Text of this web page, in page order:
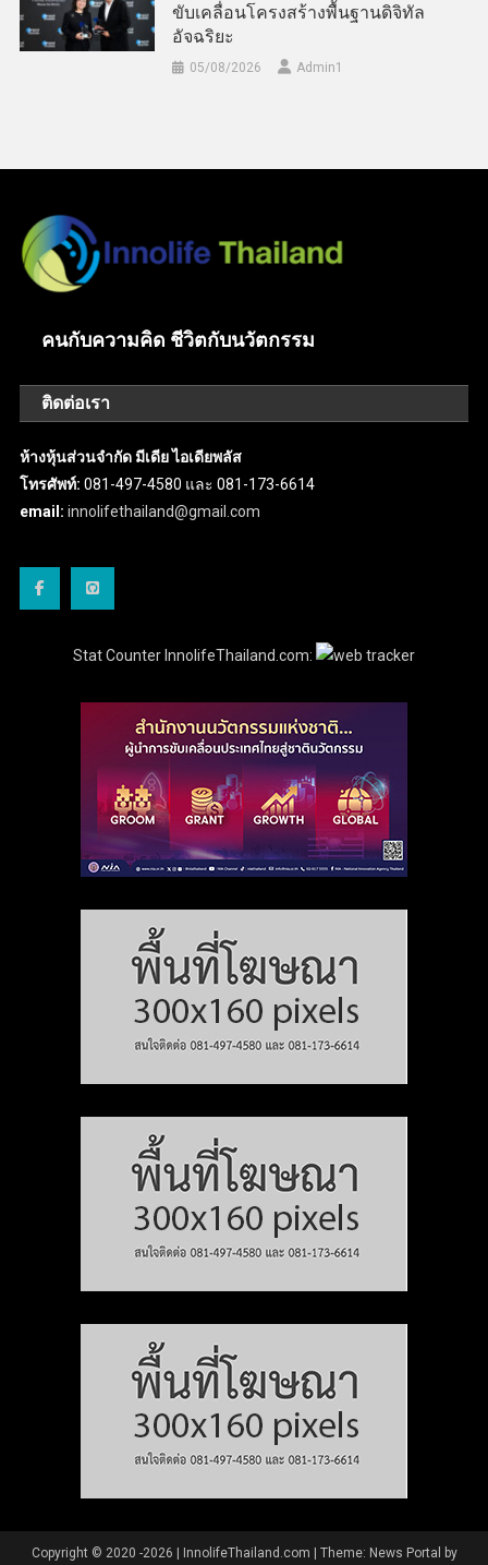
ขับเคลื่อนโครงสร้างพื้นฐานดิจิทัล
อัจฉริยะ
05/08/2026 Admin​1
คนกับความคิด ชีวิตกับนวัตกรรม
ติดต่อเรา
ห้างหุ้นส่วนจำกัด มีเดีย ไอเดียพลัส
โทรศัพท์: 081-497-4580 และ 081-173-6614
email: innolifethailand@gmail.com
Stat Counter InnolifeThailand.com:
Copyright © 2020 -2026 | InnolifeThailand.com Theme: News Portal by